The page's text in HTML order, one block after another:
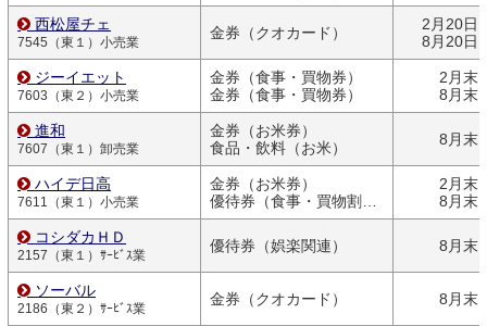
西松屋チェ
7545（東１）小売業
金券（クオカード）
2月20日
8月20日
ジーイエット
7603（東２）小売業
金券（食事・買物券）
金券（食事・買物券）
2月末
8月末
進和
7607（東１）卸売業
金券（お米券）
食品・飲料（お米）
8月末
ハイデ日高
7611（東１）小売業
金券（お米券）
優待券（食事・買物割引券）
2月末
8月末
コシダカＨＤ
2157（東１）ｻｰﾋﾞｽ業
優待券（娯楽関連） 8月末
ソーバル
2186（東２）ｻｰﾋﾞｽ業
金券（クオカード） 8月末